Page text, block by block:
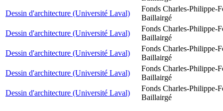
Dessin d'architecture (Université Laval)
Fonds Charles-Philippe-
Baillairgé
Dessin d'architecture (Université Laval)
Fonds Charles-Philippe-
Baillairgé
Dessin d'architecture (Université Laval)
Fonds Charles-Philippe-
Baillairgé
Dessin d'architecture (Université Laval)
Fonds Charles-Philippe-
Baillairgé
Dessin d'architecture (Université Laval)
Fonds Charles-Philippe-
Baillairgé